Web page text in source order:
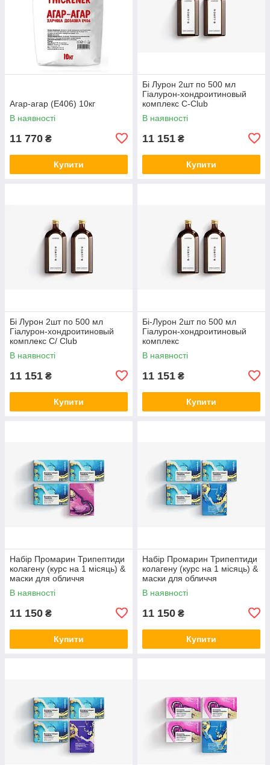
Агар-агар (Е406) 10кг
В наявності
11 770 ₴
Купити
Бі Лурон 2шт по 500 мл
Гіалурон-хондроитиновый
комплекс С-Club
В наявності
11 151 ₴
Купити
Бі Лурон 2шт по 500 мл
Гіалурон-хондроитиновый
комплекс С/ Club
В наявності
11 151 ₴
Купити
Бі-Лурон 2шт по 500 мл
Гіалурон-хондроитиновый
комплекс
В наявності
11 151 ₴
Купити
Набір Промарин Трипептиди
колагену (курс на 1 місяць) &
маски для обличчя
біоцелюлозні Advanced
Collagen (5 саше)
В наявності
11 150 ₴
Купити
Набір Промарин Трипептиди
колагену (курс на 1 місяць) &
маски для обличчя
біоцелюлозні Hydro Boost (5
саше)
В наявності
11 150 ₴
Купити